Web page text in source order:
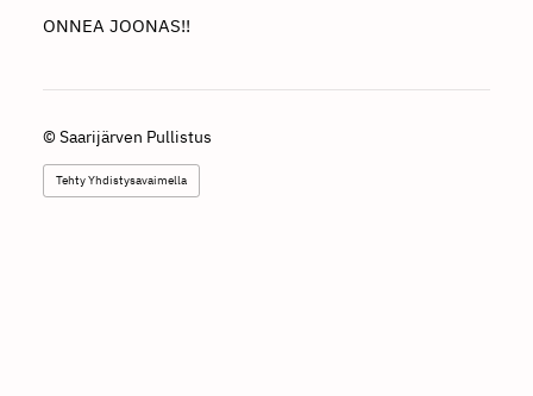
ONNEA JOONAS!!
© Saarijärven Pullistus
Tehty Yhdistysavaimella